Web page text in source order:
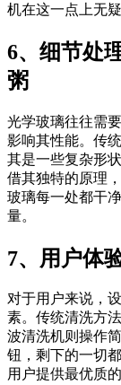
机在这一点上无
6、细节处
粥
光学玻璃往往需
影响其性能。传
其是一些复杂形
借其独特的原理
玻璃每一处都干
量。
7、用户体
对于用户来说，
素。传统清洗方
波清洗机则操作
钮，剩下的一切
用户提供最优质